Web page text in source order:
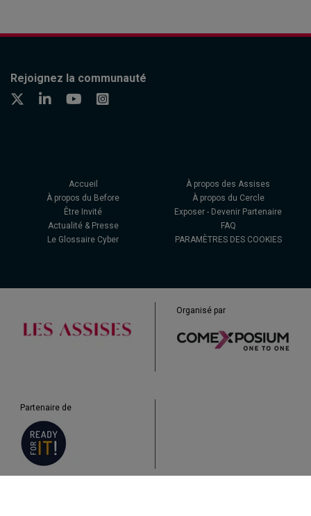
Rejoignez la communauté
Accueil
À propos des Assises
À propos du Before
À propos du Cercle
Être Invité
Exposer - Devenir Partenaire
Actualité & Presse
FAQ
Le Glossaire Cyber
PARAMÈTRES DES COOKIES
Organisé par
Partenaire de